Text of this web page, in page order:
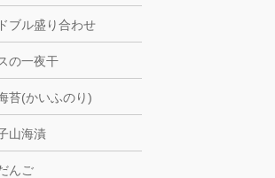
ブル盛り合わせ
の一夜干
苔(かいふのり)
山海漬
んご